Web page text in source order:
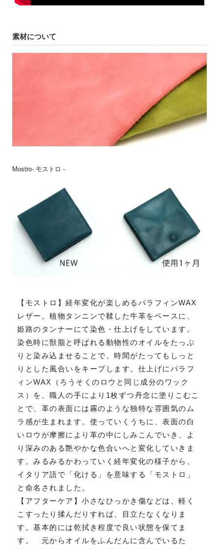
素材について
Mostro- モストロ -
【モストロ】経年変化が楽しめるパラフィンWAX
レザー。植物タンニンで鞣した牛革をベースに、
姫路のタンナーにて染色・仕上げをしています。
染色時に獣脂と呼ばれる動物性のオイルをたっぷ
りと染み込ませることで、時間がたってもしっと
りとした風合いをキープします。仕上げにパラフ
ィンWAX（ろうそくのロウと同じ成分のワック
ス）を、職人の手により1枚ずつ丹念に塗りこむこ
とで、革の表面には霧のような独特な雰囲気のム
ラ感が生まれます。使っていくうちに、表面の白
いロウが摩擦により革の中にしみこんでいき、よ
り深みのある艶やかな色合いへと変化していきま
す。みるみるかわっていく経年変化の様子から、
イタリア語で「化ける」を意味する「モストロ」
と命名されました。
【アフターケア】小さなひっかき傷などは、軽く
こすったり揉んだりすれば、目立たなくなりま
す。基本的には乾拭き程度で良い状態を保てま
す。 元からオイルをふんだんに含んでいるた